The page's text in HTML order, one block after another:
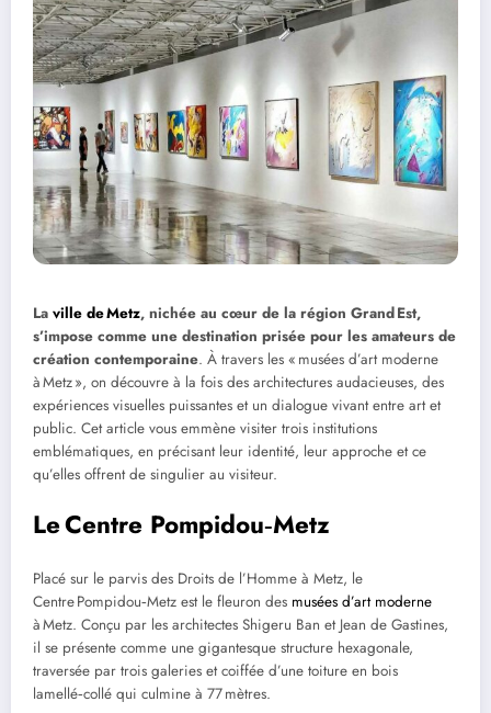
La ville de Metz, nichée au cœur de la région Grand Est,
s’impose comme une destination prisée pour les amateurs de
création contemporaine. À travers les « musées d’art moderne
à Metz », on découvre à la fois des architectures audacieuses, des
expériences visuelles puissantes et un dialogue vivant entre art et
public. Cet article vous emmène visiter trois institutions
emblématiques, en précisant leur identité, leur approche et ce
qu’elles offrent de singulier au visiteur.
Le Centre Pompidou‑Metz
Placé sur le parvis des Droits de l’Homme à Metz, le
Centre Pompidou‑Metz est le fleuron des musées d’art moderne
à Metz. Conçu par les architectes Shigeru Ban et Jean de Gastines,
il se présente comme une gigantesque structure hexagonale,
traversée par trois galeries et coiffée d’une toiture en bois
lamellé‑collé qui culmine à 77 mètres.